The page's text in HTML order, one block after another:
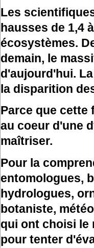
Les
hausses de 1,4
écosystèmes.
demain, le
d'aujourd'hui.
la disparition
Parce que cette
au coeur d'une
maîtriser.
Pour la
entomologues,
hydrologues,
botaniste,
qui ont choisi le
pour tenter